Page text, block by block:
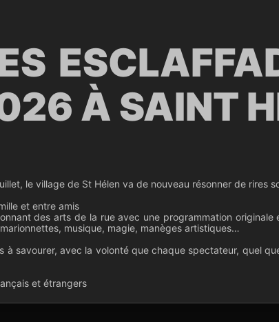
À SAINT
le village de St Hélen va de nouveau résonner de rires
et entre amis
des arts de la rue avec une programmation
musique, magie, manèges artistiques…
savourer, avec la volonté que chaque spectateur, quel
et étrangers